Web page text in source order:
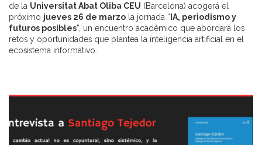
de la Universitat Abat Oliba CEU (Barcelona) acogerá el
próximo jueves 26 de marzo la jornada “ IA, periodismo y
futuros posibles”, un encuentro académico que abordará los
retos y oportunidades que plantea la inteligencia artificial en el
ecosistema informativo.